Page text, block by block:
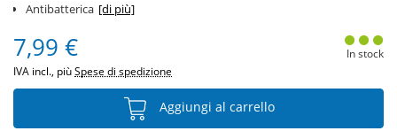
Antibatterica [di più]
7,99 €
IVA incl., piùSpese di spedizione
In stock
Aggiungi al carrello